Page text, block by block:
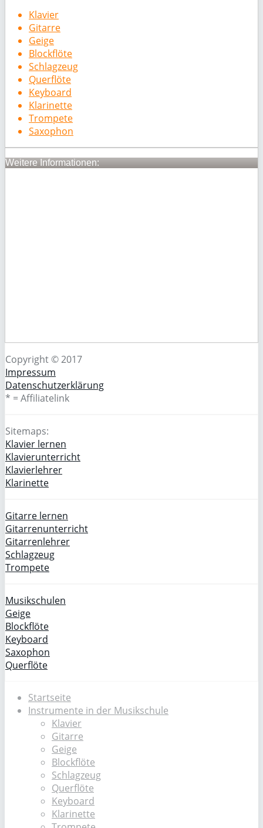
Klavier
Gitarre
Geige
Blockflöte
Schlagzeug
Querflöte
Keyboard
Klarinette
Trompete
Saxophon
Weitere Informationen:
Copyright © 2017
Impressum
Datenschutzerklärung
* = Affiliatelink
Sitemaps:
Klavier lernen
Klavierunterricht
Klavierlehrer
Klarinette
Gitarre lernen
Gitarrenunterricht
Gitarrenlehrer
Schlagzeug
Trompete
Musikschulen
Geige
Blockflöte
Keyboard
Saxophon
Querflöte
Startseite
Instrumente in der Musikschule
Klavier
Gitarre
Geige
Blockflöte
Schlagzeug
Querflöte
Keyboard
Klarinette